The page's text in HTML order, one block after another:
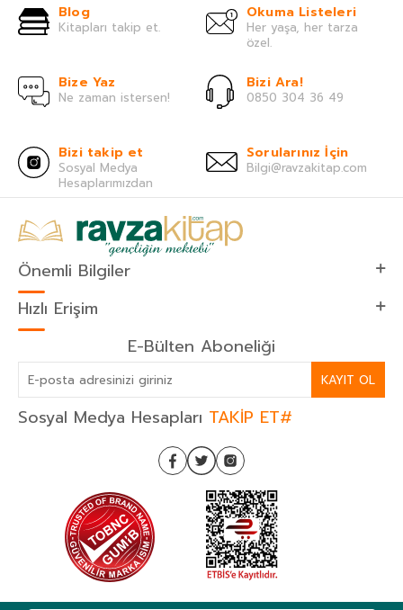
Blog
Kitapları takip et.
Okuma Listeleri
Her yaşa, her tarza
özel.
Bize Yaz
Ne zaman istersen!
Bizi Ara!
0850 304 36 49
Bizi takip et
Sosyal Medya
Hesaplarımızdan
Sorularınız İçin
Bilgi@ravzakitap.com
Önemli Bilgiler
Hızlı Erişim
E-Bülten Aboneliği
KAYIT OL
Sosyal Medya Hesapları TAKİP ET#